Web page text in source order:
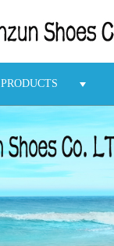
PRODUCTS